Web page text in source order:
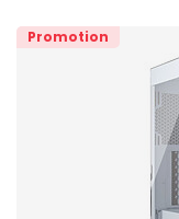
Promotion